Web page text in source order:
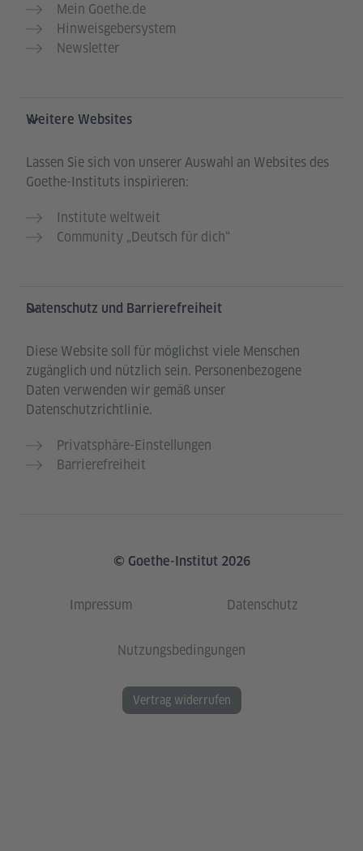
Mein Goethe.de
Hinweisgebersystem
Newsletter
Weitere Websites
Lassen Sie sich von unserer Auswahl an Websites des
Goethe-Instituts inspirieren:
Institute weltweit
Community „Deutsch für dich“
Datenschutz und Barrierefreiheit
Diese Website soll für möglichst viele Menschen
zugänglich und nützlich sein. Personenbezogene
Daten verwenden wir gemäß unser
Datenschutzrichtlinie.
Privatsphäre-Einstellungen
Barrierefreiheit
© Goethe-Institut 2026
Impressum Datenschutz
Nutzungsbedingungen
Vertrag widerrufen